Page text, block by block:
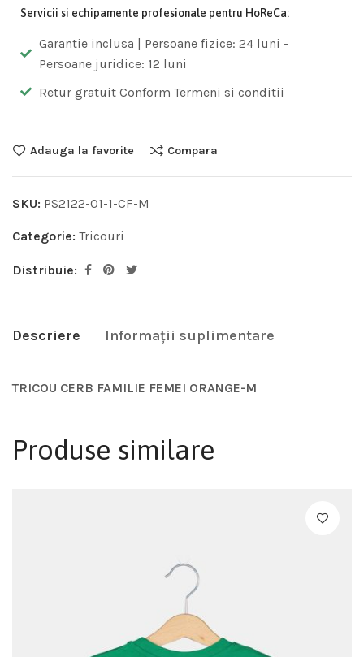
Servicii si echipamente profesionale pentru HoReCa:
Garantie inclusa | Persoane fizice: 24 luni -
Persoane juridice: 12 luni
Retur gratuit Conform Termeni si conditii
Adauga la favorite Compara
SKU: PS2122-01-1-CF-M
Categorie: Tricouri
Distribuie:
Descriere Informații suplimentare
TRICOU CERB FAMILIE FEMEI ORANGE-M
Produse similare